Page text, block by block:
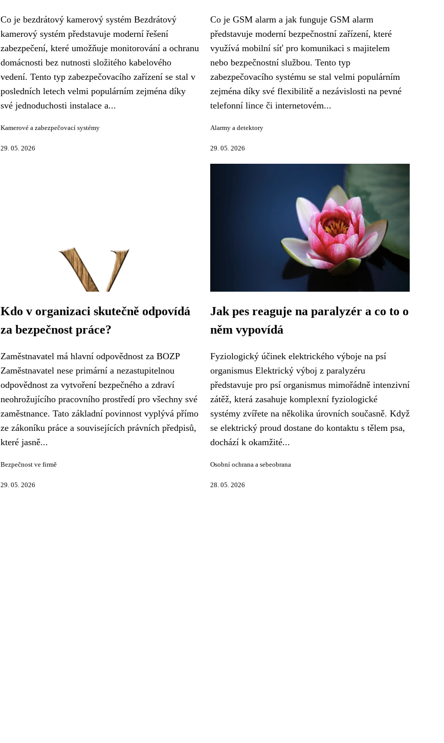
Co je bezdrátový kamerový systém Bezdrátový
kamerový systém představuje moderní řešení
zabezpečení, které umožňuje monitorování a ochranu
domácnosti bez nutnosti složitého kabelového
vedení. Tento typ zabezpečovacího zařízení se stal v
posledních letech velmi populárním zejména díky
své jednoduchosti instalace a...
Kamerové a zabezpečovací systémy
29. 05. 2026
Co je GSM alarm a jak funguje GSM alarm
představuje moderní bezpečnostní zařízení, které
využívá mobilní síť pro komunikaci s majitelem
nebo bezpečnostní službou. Tento typ
zabezpečovacího systému se stal velmi populárním
zejména díky své flexibilitě a nezávislosti na pevné
telefonní lince či internetovém...
Alarmy a detektory
29. 05. 2026
Kdo v organizaci skutečně odpovídá
za bezpečnost práce?
Zaměstnavatel má hlavní odpovědnost za BOZP
Zaměstnavatel nese primární a nezastupitelnou
odpovědnost za vytvoření bezpečného a zdraví
neohrožujícího pracovního prostředí pro všechny své
zaměstnance. Tato základní povinnost vyplývá přímo
ze zákoníku práce a souvisejících právních předpisů,
které jasně...
Bezpečnost ve firmě
29. 05. 2026
Jak pes reaguje na paralyzér a co to o
něm vypovídá
Fyziologický účinek elektrického výboje na psí
organismus Elektrický výboj z paralyzéru
představuje pro psí organismus mimořádně intenzivní
zátěž, která zasahuje komplexní fyziologické
systémy zvířete na několika úrovních současně. Když
se elektrický proud dostane do kontaktu s tělem psa,
dochází k okamžité...
Osobní ochrana a sebeobrana
28. 05. 2026